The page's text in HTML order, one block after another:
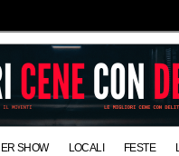
SHOW LOCALI FESTE